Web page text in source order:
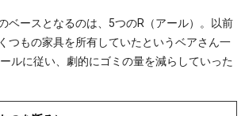
ベースとなるのは、5つのR（アール）。以前
つもの家具を所有していたというベアさん一
ルに従い、劇的にゴミの量を減らしていった